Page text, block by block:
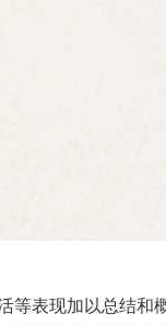
等表现加以总结和